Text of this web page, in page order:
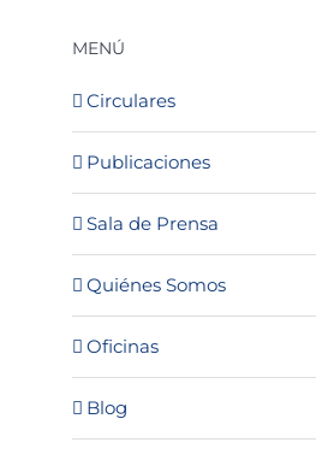
MENÚ
Circulares
Publicaciones
Sala de Prensa
Quiénes Somos
Oficinas
Blog